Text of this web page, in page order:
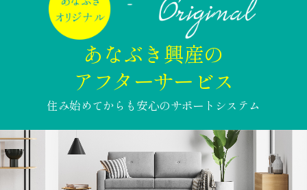
あなぶき興産の
アフターサービス
住み始めてからも安心のサポートシステム